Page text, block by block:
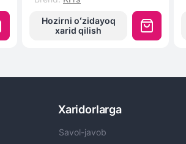
Hozirni oʻzidayoq
xarid qilish
Xaridorlarga
Savol-javob